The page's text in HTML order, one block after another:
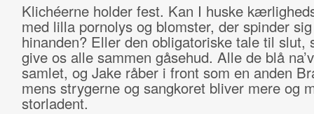
Klichéerne holder fest. Kan I huske
med lilla pornolys og blomster, der spinder
hinanden? Eller den obligatoriske tale til slut,
give os alle sammen gåsehud. Alle de blå
samlet, og Jake råber i front som en anden
mens strygerne og sangkoret bliver mere og
storladent.